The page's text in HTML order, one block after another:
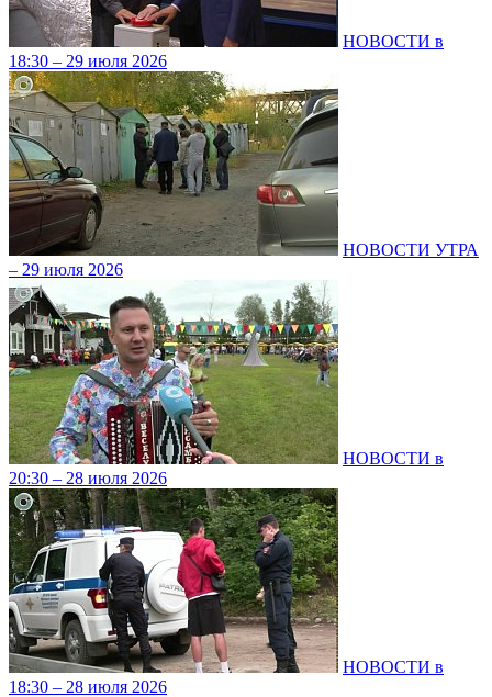
НОВОСТИ в
18:30 – 29 июля 2026
НОВОСТИ УТРА
– 29 июля 2026
НОВОСТИ в
20:30 – 28 июля 2026
НОВОСТИ в
18:30 – 28 июля 2026